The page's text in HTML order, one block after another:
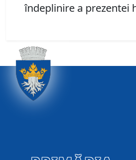
îndeplinire a prezentei